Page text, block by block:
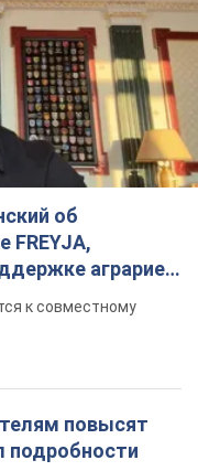
об
FREYJA,
аграриев.
к совместному
повысят
подробности